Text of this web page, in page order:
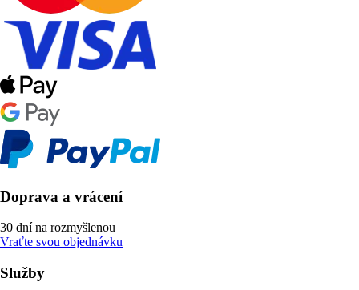
Doprava a vrácení
30 dní na rozmyšlenou
Vraťte svou objednávku
Služby